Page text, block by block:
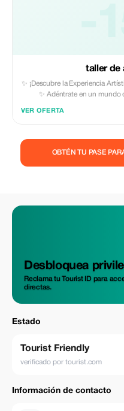
taller de
✨ ¡Descubre la Experiencia
✨ Adéntrate en un mundo donde la creatividad, la cultura y el
emociones a través de la
VER OFERTA
OBTÉN TU PASE
Desbloquea
Reclama tu Tourist ID para
directas.
Estado
Tourist Friendly
verificado por tourist.com
Información de contacto